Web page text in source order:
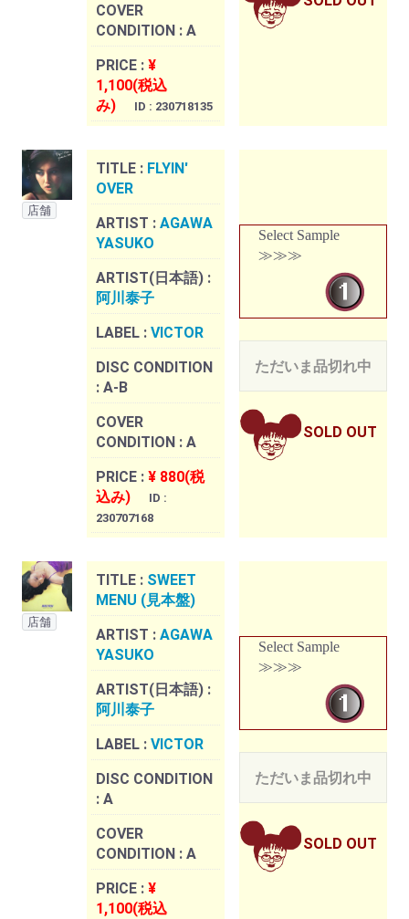
COVER
CONDITION : A
PRICE : ¥
1,100(税込
み)
ID : 230718135
店舗
TITLE : FLYIN'
OVER
ARTIST : AGAWA
YASUKO
ARTIST(日本語) :
阿川泰子
LABEL : VICTOR
DISC CONDITION
: A-B
COVER
CONDITION : A
PRICE : ¥ 880(税
込み)
ID :
230707168
Select Sample
≫≫≫
ただいま品切れ中
SOLD OUT
店舗
TITLE : SWEET
MENU (見本盤)
ARTIST : AGAWA
YASUKO
ARTIST(日本語) :
阿川泰子
LABEL : VICTOR
DISC CONDITION
: A
COVER
CONDITION : A
PRICE : ¥
1,100(税込
Select Sample
≫≫≫
ただいま品切れ中
SOLD OUT